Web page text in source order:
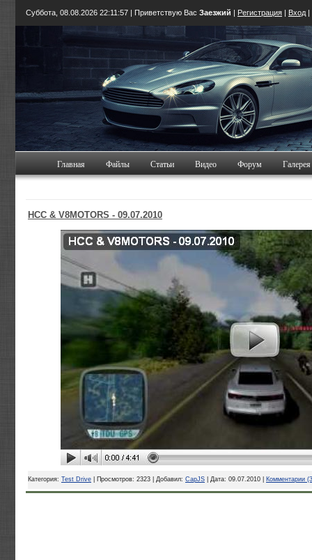
Суббота, 08.08.2026 22:11:58 | Приветствую Вас Заезжий | Регистрация | Вход |
Главная Файлы Статьи Видео Форум Галерея
HCC & V8MOTORS - 09.07.2010
Категория: Test Drive | Просмотров: 2323 | Добавил: CapJS | Дата: 09.07.2010 Комментарии